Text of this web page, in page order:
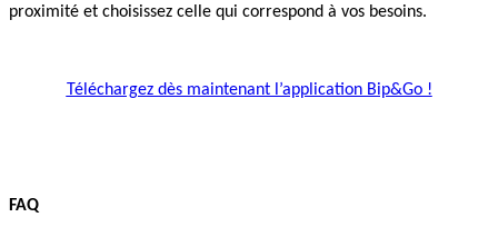
proximité et choisissez celle qui correspond à vos besoins.
Téléchargez dès maintenant l’application Bip&Go !
FAQ